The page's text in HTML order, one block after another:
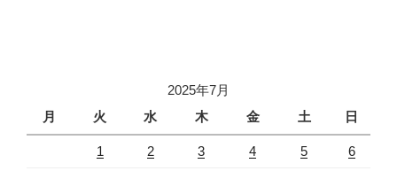
2025年7月
月
火 水 木 金 土 日
1 2 3 4 5 6